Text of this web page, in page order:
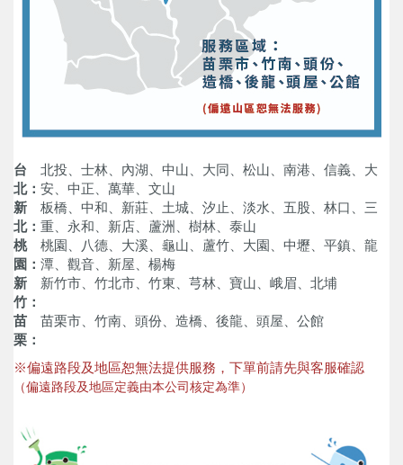
台
北：
北投、士林、內湖、中山、大同、松山、南港、信義、大
安、中正、萬華、文山
新
北：
板橋、中和、新莊、土城、汐止、淡水、五股、林口、三
重、永和、新店、蘆洲、樹林、泰山
桃
園：
桃園、八德、大溪、龜山、蘆竹、大園、中壢、平鎮、龍
潭、觀音、新屋、楊梅
新
竹：
新竹市、竹北市、竹東、芎林、寶山、峨眉、北埔
苗
栗：
苗栗市、竹南、頭份、造橋、後龍、頭屋、公館
※偏遠路段及地區恕無法提供服務，下單前請先與客服確認
（偏遠路段及地區定義由本公司核定為準）